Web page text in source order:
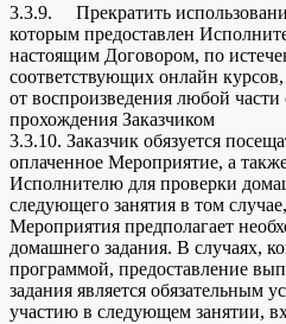
3.3.9. Прекратить
которым предоставлен
настоящим Договором, по
соответствующих онлайн курсов,
от воспроизведения любой
прохождения Заказчиком
3.3.10. Заказчик обязуется
оплаченное Мероприятие, а
Исполнителю для проверки
следующего занятия в том
Мероприятия предполагает
домашнего задания. В случаях,
программой, предоставление
задания является обязательным
участию в следующем занятии,